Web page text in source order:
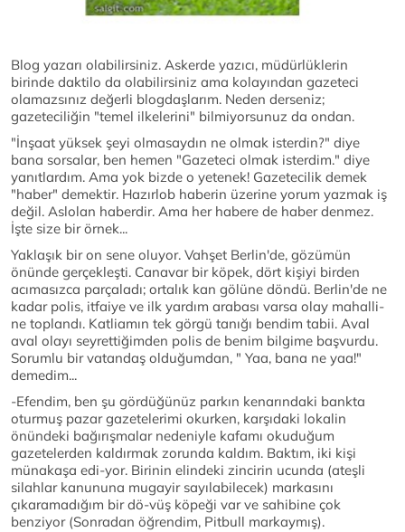
Blog yazarı olabilirsiniz. Askerde yazıcı, müdürlüklerin
birinde daktilo da olabilirsiniz ama kolayından gazeteci
olamazsınız değerli blogdaşlarım. Neden derseniz;
gazeteciliğin "temel ilkelerini" bilmiyorsunuz da ondan.
"İnşaat yüksek şeyi olmasaydın ne olmak isterdin?" diye
bana sorsalar, ben hemen "Gazeteci olmak isterdim." diye
yanıtlardım. Ama yok bizde o yetenek! Gazetecilik demek
"haber" demektir. Hazırlob haberin üzerine yorum yazmak iş
değil. Aslolan haberdir. Ama her habere de haber denmez.
İşte size bir örnek...
Yaklaşık bir on sene oluyor. Vahşet Berlin'de, gözümün
önünde gerçekleşti. Canavar bir köpek, dört kişiyi birden
acımasızca parçaladı; ortalık kan gölüne döndü. Berlin'de ne
kadar polis, itfaiye ve ilk yardım arabası varsa olay mahalli-
ne toplandı. Katliamın tek görgü tanığı bendim tabii. Aval
aval olayı seyrettiğimden polis de benim bilgime başvurdu.
Sorumlu bir vatandaş olduğumdan, " Yaa, bana ne yaa!"
demedim...
-Efendim, ben şu gördüğünüz parkın kenarındaki bankta
oturmuş pazar gazetelerimi okurken, karşıdaki lokalin
önündeki bağırışmalar nedeniyle kafamı okuduğum
gazetelerden kaldırmak zorunda kaldım. Baktım, iki kişi
münakaşa edi-yor. Birinin elindeki zincirin ucunda (ateşli
silahlar kanununa mugayir sayılabilecek) markasını
çıkaramadığım bir dö-vüş köpeği var ve sahibine çok
benziyor (Sonradan öğrendim, Pitbull markaymış).